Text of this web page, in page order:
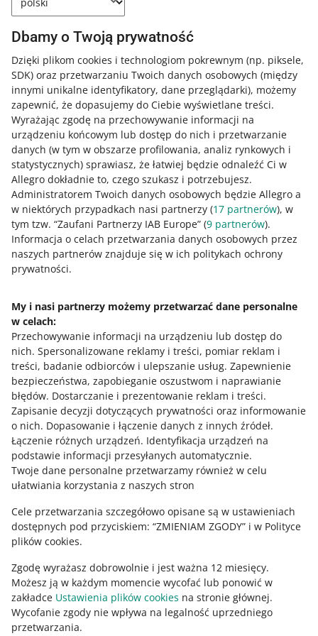
Dbamy o Twoją prywatność
Dzięki plikom cookies i technologiom pokrewnym (np. piksele,
SDK) oraz przetwarzaniu Twoich danych osobowych (między
innymi unikalne identyfikatory, dane przeglądarki), możemy
zapewnić, że dopasujemy do Ciebie wyświetlane treści.
Wyrażając zgodę na przechowywanie informacji na
urządzeniu końcowym lub dostęp do nich i przetwarzanie
danych (w tym w obszarze profilowania, analiz rynkowych i
statystycznych) sprawiasz, że łatwiej będzie odnaleźć Ci w
Allegro dokładnie to, czego szukasz i potrzebujesz.
Administratorem Twoich danych osobowych będzie Allegro a
w niektórych przypadkach nasi partnerzy (17 partnerów), w
tym tzw. “Zaufani Partnerzy IAB Europe” (9 partnerów).
Informacja o celach przetwarzania danych osobowych przez
naszych partnerów znajduje się w ich politykach ochrony
prywatności.
My i nasi partnerzy możemy przetwarzać dane personalne
w celach:
Przechowywanie informacji na urządzeniu lub dostęp do
nich. Spersonalizowane reklamy i treści, pomiar reklam i
treści, badanie odbiorców i ulepszanie usług. Zapewnienie
bezpieczeństwa, zapobieganie oszustwom i naprawianie
błędów. Dostarczanie i prezentowanie reklam i treści.
Zapisanie decyzji dotyczących prywatności oraz informowanie
o nich. Dopasowanie i łączenie danych z innych źródeł.
Łączenie różnych urządzeń. Identyfikacja urządzeń na
podstawie informacji przesyłanych automatycznie.
Twoje dane personalne przetwarzamy również w celu
ułatwiania korzystania z naszych stron
Cele przetwarzania szczegółowo opisane są w ustawieniach
dostępnych pod przyciskiem: “ZMIENIAM ZGODY” i w Polityce
plików cookies.
Zgodę wyrażasz dobrowolnie i jest ważna 12 miesięcy.
Możesz ją w każdym momencie wycofać lub ponowić w
zakładce Ustawienia plików cookies na stronie głównej.
Wycofanie zgody nie wpływa na legalność uprzedniego
przetwarzania.
Zobacz regulamin usługi
Szczegółowe warunki świadczenia
dostawy znajdziesz wregulaminie.
Najczęściej zadawane pytania
Jak sprawdzę status nadanej przesyłki?
Jeśli nadajesz przesyłki przez Wysyłam z Allegro, status
przesyłki sprawdzisz:
w zakładcePrzesyłki i podjazdy– gdy klikniesz w
[szczegóły] obok wybranej przesyłki.
Jak przekazać kurierowi prośbę klienta, na
przykład o przekazanie kodu do bramy?
informacje na etykiecie możesz podać w formularzu
nadawczym.
W narzędziu
wprowadź kwotę, na jaką chcesz ubezpieczyć przesyłkę.
W sytuacji, gdy paczka zaginie lub zostanie uszkodzona
w transporcie, dzięki wykupionemu ubezpieczeniu
możesz otrzymać zwrot wartości przesyłki.
Przesyłka została zagubiona. Co mogę zrobić?
Napisz do nas – kliknij [skontaktuj się z nami] pod tym
artykułem. Jeśli nie uda nam się odnaleźć przesyłki,
możesz zgłosić reklamację.
Co jeśli odrzucicie moją reklamację?
Możesz się odwołać od naszej decyzji. Masz na to 14 dni
od momentu, gdy otrzymasz odpowiedź na reklamację.
Dowiedz się więcej o reklamacjach.
Potrzebujesz pomocy?
SKONTAKTUJ SIĘ Z NAMI
Ta strona jest też dostępna w innych językach